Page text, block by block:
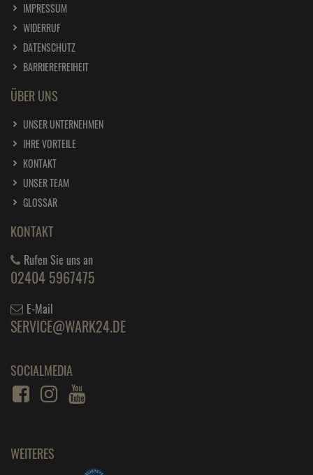
IMPRESSUM
WIDERRUF
DATENSCHUTZ
BARRIEREFREIHEIT
ÜBER UNS
UNSER UNTERNEHMEN
IHRE VORTEILE
KONTAKT
UNSER TEAM
GLOSSAR
KONTAKT
Rufen Sie uns an
02404 5967475
E-Mail
SERVICE@WARK24.DE
SOCIALMEDIA
WEITERES